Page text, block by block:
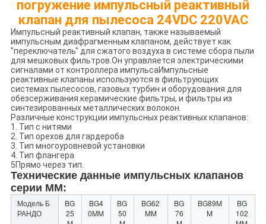
погружение импульсный реактивный
клапан для пылесоса 24VDC 220VAC
Импульсный реактивный клапан, также называемый
импульсным диафрагменным клапаном, действует как
"переключатель" для сжатого воздуха в системе сбора пыли
для мешковых фильтров.Он управляется электрическими
сигналами от контроллера импульсаИмпульсные
реактивные клапаны используются в фильтрующих
системах пылесосов, газовых турбин и оборудования для
обезсерживания.керамические фильтры, и фильтры из
синтезированных металлических волокон.
Различные конструкции импульсных реактивных клапанов:
1. Тип с нитями
2. Тип орехов для гардероба
3. Тип многоуровневой установки
4. Тип флангера
5Прямо через тип.
Технические данные импульсных клапанов
серии MM:
Модель Б
РАНДО
BG
25
BG4
0MM
BG
50
BG62
MM
BG
76
BG89M
M
BG
102